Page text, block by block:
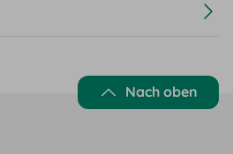
Nach oben